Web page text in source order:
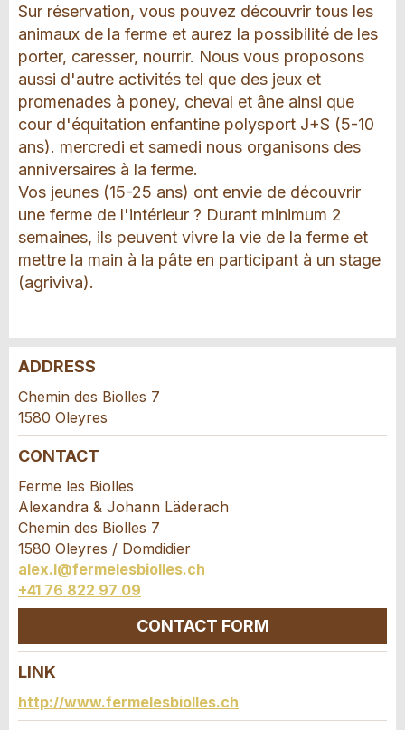
Sur réservation, vous pouvez découvrir tous les
animaux de la ferme et aurez la possibilité de les
porter, caresser, nourrir. Nous vous proposons
aussi d'autre activités tel que des jeux et
promenades à poney, cheval et âne ainsi que
cour d'équitation enfantine polysport J+S (5-10
ans). mercredi et samedi nous organisons des
anniversaires à la ferme.
Vos jeunes (15-25 ans) ont envie de découvrir
une ferme de l'intérieur ? Durant minimum 2
semaines, ils peuvent vivre la vie de la ferme et
mettre la main à la pâte en participant à un stage
(agriviva).
Report ad
Your feedback is greatly appreciated!
General Feedback
Ad is outdated
Ad is incomplete
Recommend the ad
Recommend this ad to friends.
ADDRESS
Chemin des Biolles 7
1580 Oleyres
CONTACT
Ferme les Biolles
Alexandra & Johann Läderach
Chemin des Biolles 7
1580 Oleyres / Domdidier
alex.l@fermelesbiolles.ch
+41 76 822 97 09
CONTACT FORM
Contact
LINK
http://www.fermelesbiolles.ch